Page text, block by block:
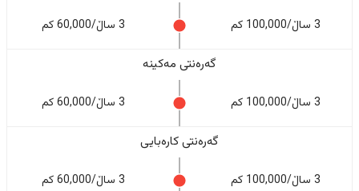
3 ساڵ/100,000 کم 3 ساڵ/60,000 کم
گەرەنتی مەکینە
3 ساڵ/100,000 کم 3 ساڵ/60,000 کم
گەرەنتی کارەبایی
3 ساڵ/100,000 کم 3 ساڵ/60,000 کم